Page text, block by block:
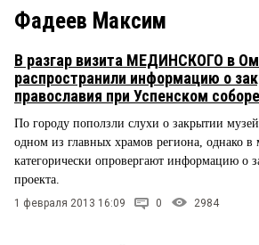
ЗАКОН
НОВОСТИ КОМПАНИЙ
Архив
Фадеев Максим
В разгар визита МЕДИНСКОГО в
распространили информацию о
православия при Успенском соборе
По городу поползли слухи о закрытии
одном из главных храмов региона, однако в
категорически опровергают информацию о
проекта.
1 февраля 2013 16:09 0 2984